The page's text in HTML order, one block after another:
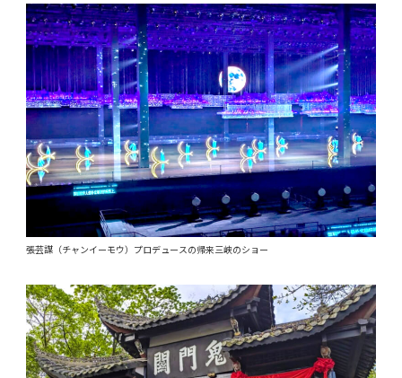
張芸謀（チャンイーモウ）プロデュースの帰来三峡のショー